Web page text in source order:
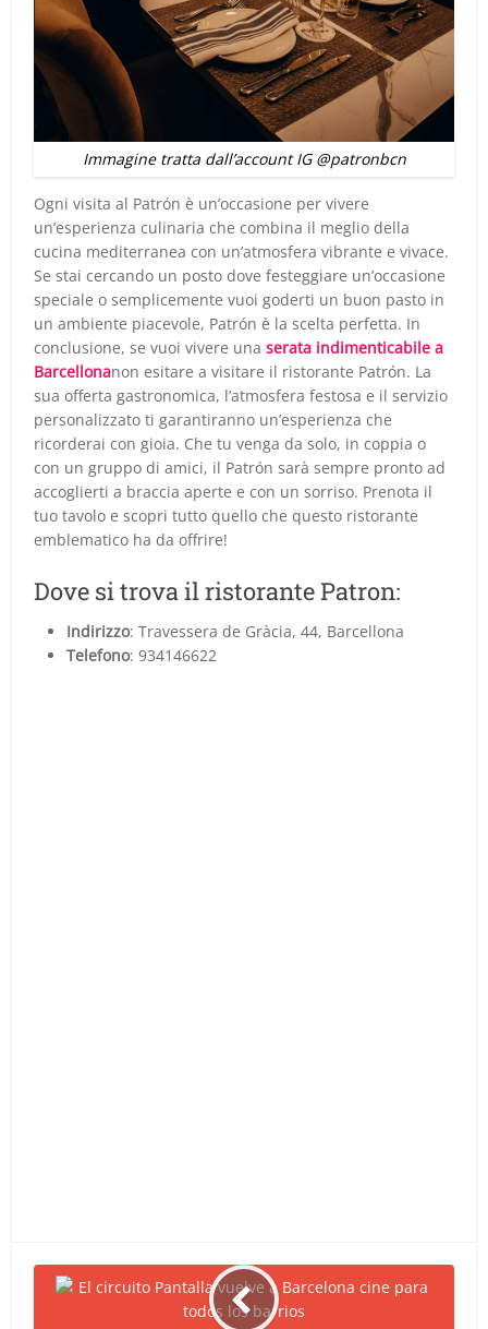
Immagine tratta dall’account IG @patronbcn
Ogni visita al Patrón è un’occasione per vivere
un’esperienza culinaria che combina il meglio della
cucina mediterranea con un’atmosfera vibrante e vivace.
Se stai cercando un posto dove festeggiare un’occasione
speciale o semplicemente vuoi goderti un buon pasto in
un ambiente piacevole, Patrón è la scelta perfetta. In
conclusione, se vuoi vivere unaserata indimenticabile a
Barcellonanon esitare a visitare il ristorante Patrón. La
sua offerta gastronomica, l’atmosfera festosa e il servizio
personalizzato ti garantiranno un’esperienza che
ricorderai con gioia. Che tu venga da solo, in coppia o
con un gruppo di amici, il Patrón sarà sempre pronto ad
accoglierti a braccia aperte e con un sorriso. Prenota il
tuo tavolo e scopri tutto quello che questo ristorante
emblematico ha da offrire!
Dove si trova il ristorante Patron:
Indirizzo: Travessera de Gràcia, 44, Barcellona
Telefono: 934146622